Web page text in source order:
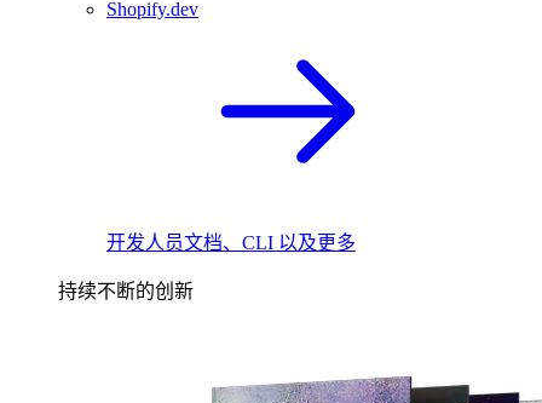
Shopify.dev
开发人员文档、CLI 以及更多
持续不断的创新